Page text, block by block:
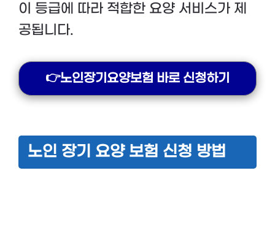
이 등급에 따라 적합한 요양 서비스가 제
공됩니다.
👉노인장기요양보험 바로 신청하기
노인 장기 요양 보험 신청 방법